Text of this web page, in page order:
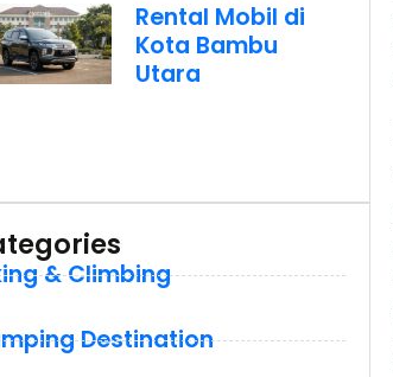
Rental Mobil di
Kota Bambu
Utara
& Climbing
Destination